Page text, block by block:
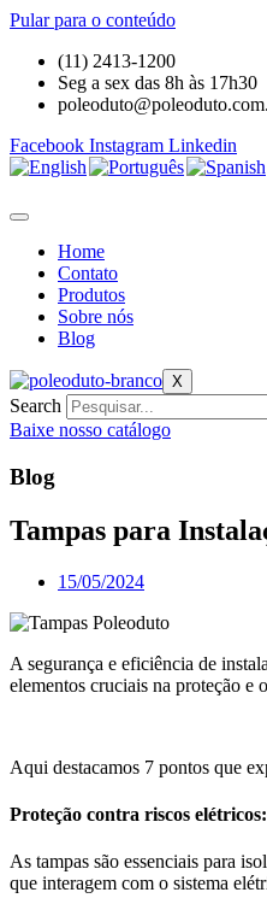
Pular para o conteúdo
(11) 2413-1200
Seg a sex das 8h às 17h30
Facebook Instagram Linkedin
Home
Contato
Produtos
Sobre nós
Blog
X
Search
Baixe nosso catálogo
Blog
Tampas para
15/05/2024
A segurança e eficiência de
elementos cruciais na proteção e
Aqui destacamos 7 pontos que
Proteção contra riscos elétricos:
As tampas são essenciais para
que interagem com o sistema